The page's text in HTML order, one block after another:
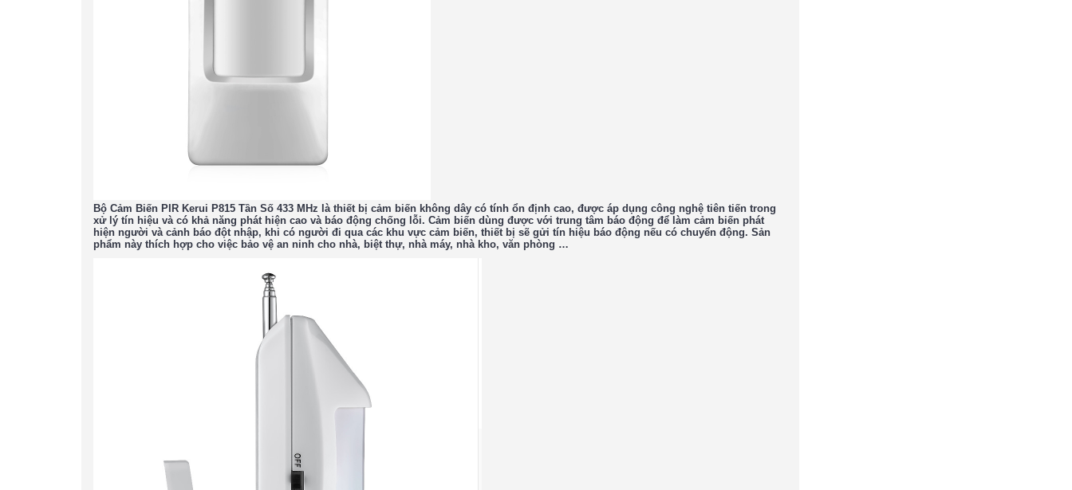
Bộ Cảm Biến PIR Kerui P815 Tần Số 433 MHz là thiết bị cảm biến không dây có tính ổn định cao, được áp dụng công nghệ tiên tiến trong
xử lý tín hiệu và có khả năng phát hiện cao và báo động chống lỗi. Cảm biến dùng được với trung tâm báo động để làm cảm biến phát
hiện người và cảnh báo đột nhập, khi có người đi qua các khu vực cảm biến, thiết bị sẽ gửi tín hiệu báo động nếu có chuyển động. Sản
phẩm này thích hợp cho việc bảo vệ an ninh cho nhà, biệt thự, nhà máy, nhà kho, văn phòng …